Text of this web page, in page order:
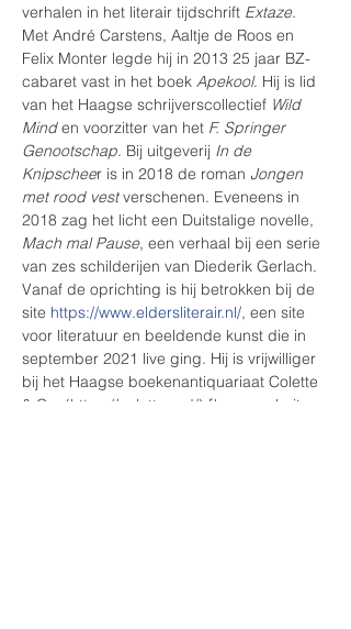
verhalen in het literair tijdschrift Extaze.
Met André Carstens, Aaltje de Roos en
Felix Monter legde hij in 2013 25 jaar BZ-
cabaret vast in het boek Apekool. Hij is lid
van het Haagse schrijverscollectief Wild
Mind en voorzitter van het F. Springer
Genootschap. Bij uitgeverij In de
Knipscheer is in 2018 de roman Jongen
met rood vest verschenen. Eveneens in
2018 zag het licht een Duitstalige novelle,
Mach mal Pause, een verhaal bij een serie
van zes schilderijen van Diederik Gerlach.
Vanaf de oprichting is hij betrokken bij de
site https://www.eldersliterair.nl/, een site
voor literatuur en beeldende kunst die in
september 2021 live ging. Hij is vrijwilliger
bij het Haagse boekenantiquariaat Colette
& Co. (https://colette.red/).[bron: website